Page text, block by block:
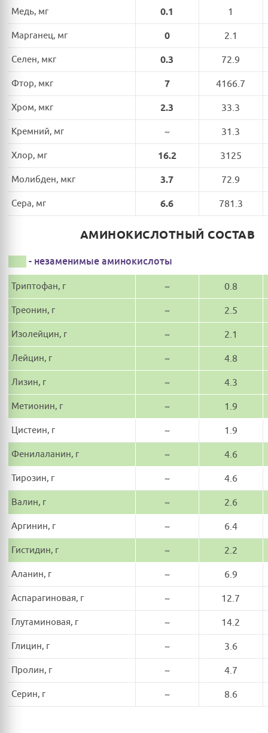
Медь, мг 0.1 1
Марганец, мг 0 2.1
Селен, мкг 0.3 72.9
Фтор, мкг 7 4166.7
Хром, мкг 2.3 33.3
Кремний, мг ~ 31.3
Хлор, мг 16.2 3125
Молибден, мкг 3.7 72.9
Сера, мг 6.6 781.3
АМИНОКИСЛОТНЫЙ СОСТАВ
- незаменимые аминокислоты
Триптофан, г ~ 0.8
Треонин, г ~ 2.5
Изолейцин, г ~ 2.1
Лейцин, г ~ 4.8
Лизин, г ~ 4.3
Метионин, г ~ 1.9
Цистеин, г ~ 1.9
Фенилаланин, г ~ 4.6
Тирозин, г ~ 4.6
Валин, г ~ 2.6
Аргинин, г ~ 6.4
Гистидин, г ~ 2.2
Аланин, г ~ 6.9
Аспарагиновая, г ~ 12.7
Глутаминовая, г ~ 14.2
Глицин, г ~ 3.6
Пролин, г ~ 4.7
Серин, г ~ 8.6